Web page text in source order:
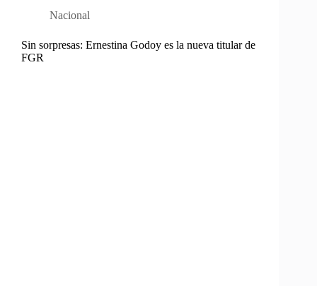
Nacional
Sin sorpresas: Ernestina Godoy es la nueva titular de
FGR